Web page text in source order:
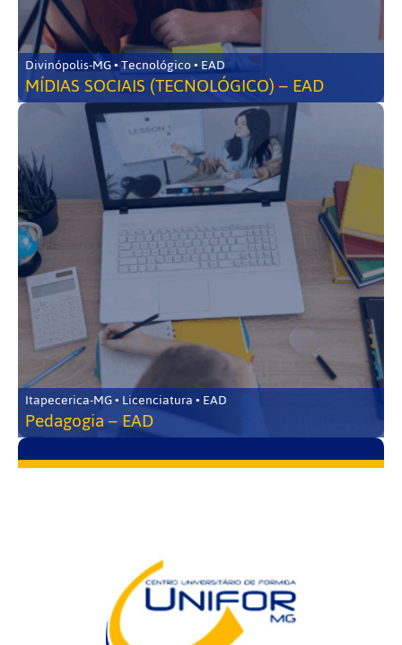
Divinópolis-MG • Tecnológico • EAD
MÍDIAS SOCIAIS (TECNOLÓGICO) – EAD
Itapecerica-MG • Licenciatura • EAD
Pedagogia – EAD